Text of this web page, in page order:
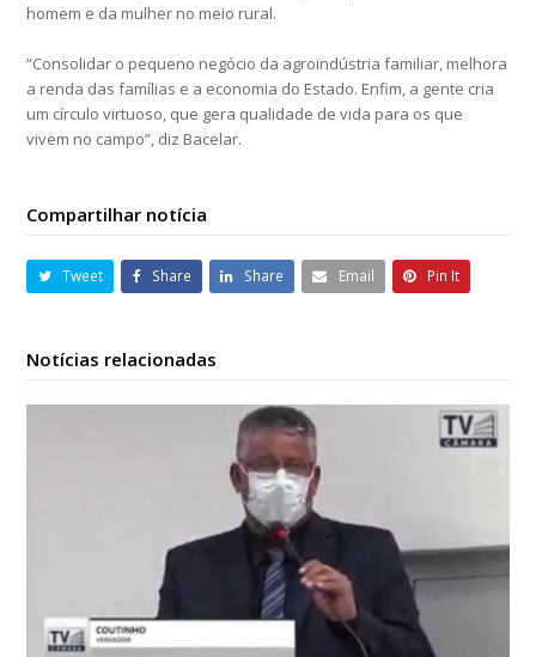
homem e da mulher no meio rural.
“Consolidar o pequeno negócio da agroindústria familiar, melhora
a renda das famílias e a economia do Estado. Enfim, a gente cria
um círculo virtuoso, que gera qualidade de vida para os que
vivem no campo”, diz Bacelar.
Compartilhar notícia
Tweet Share Share Email Pin It
Notícias relacionadas